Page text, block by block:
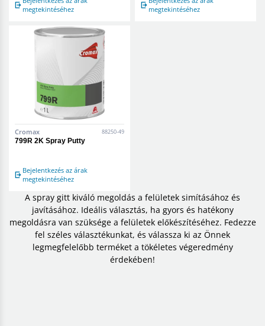
megtekintéséhez
megtekintéséhez
Cromax 88250-49
799R 2K Spray Putty
Bejelentkezés az árak
megtekintéséhez
A spray gitt kiváló megoldás a felületek simításához és
javításához. Ideális választás, ha gyors és hatékony
megoldásra van szüksége a felületek előkészítéséhez. Fedezze
fel széles választékunkat, és válassza ki az Önnek
legmegfelelőbb terméket a tökéletes végeredmény
érdekében!